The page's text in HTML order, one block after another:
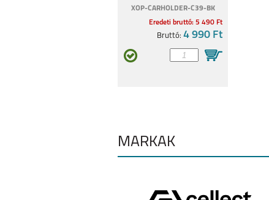
XOP-CARHOLDER-C39-BK
Eredeti bruttó: 5 490 Ft
Bruttó: 4 990 Ft
MÁRKÁK